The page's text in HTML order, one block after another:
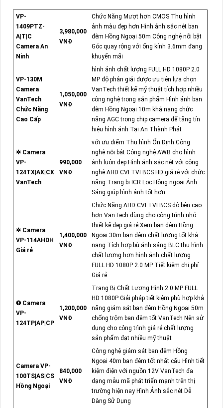
VP-
1409PTZ-
A|T|C
Camera An
Ninh
3,980,000
VNĐ
Chức Năng Mượt hơn CMOS Thu hình
ảnh màu đẹp hơn Hình ảnh sắc nét ban
đêm Hồng Ngoại 50m Công nghệ nỗi bật
Góc quay rộng với ống kính 3.6mm đang
khuyến mãi
VP-130M
Camera
VanTech
Chức Năng
Cao Cấp
1,050,000
VNĐ
hình ảnh chất lượng FULL HD 1080P 2.0
MP độ phân giải được ưu tiên lựa chọn
VanTech thiết kế mỹ thuật tích hợp nhiều
công nghệ trong sản phẩm Hình ảnh ban
đêm Hồng Ngoại 10m khả nang chức
năng AGC trong chip camera để tăng tín
hiệu hình ảnh Tại An Thành Phát
✲ Camera
VP-
124TX|AX|CX
VanTech
990,000
VNĐ
với ưu điểm Thu hình Ổn Định Công
nghệ nỗi bật Công nghệ AWB cho hình
ảnh luôn đẹp Hình ảnh sắc nét với công
nghệ AHD CVI TVI BCS HD giá rẻ với chức
năng Trang bị ICR Lọc Hồng ngoại Ánh
Sáng giúp hình ảnh tốt hơn
✲ Camera
VP-114AHDH
Giá rẻ
1,400,000
VNĐ
Chức Năng AHD CVI TVI BCS độ bên cao
hơn VanTech dùng cho công trình nhỏ
thiết kế đẹp giá rẻ Xem ban đêm Hồng
Ngoại 30m ban đêm chất lượng tốt khả
nang Tích hợp bù ánh sáng BLC thu hình
chất lượng hơn hình ảnh chất lượng
FULL HD 1080P 2.0 MP Tiết kiệm chi phí
Giá rẻ
❂ Camera
VP-
124TP|AP|CP
1,200,000
VNĐ
Trang Bị Chất Lượng Hình 2.0 MP FULL
HD 1080P Giải pháp tiết kiệm phù hợp khả
năng giám sát ban đêm Hồng Ngoại 50m
chống trộm ban đêm tốt VanTech Nên sử
dụng cho công trình giá rẻ chất lượng
sản phẩm đạt nhiều mỹ thuật
Camera VP-
100TS|AS|CS
Hồng Ngoại
840,000
VNĐ
Công nghệ giám sát ban đêm Hồng
Ngoại 40m ban đêm tốt nhất cấu Hình tiết
kiệm điện với nguồn 12V VanTech đa
dạng mẫu mã phát triển mạnh trên thị
trường hiện nay Hình Ảnh sắc nét Dễ
Dàng Sử Dụng